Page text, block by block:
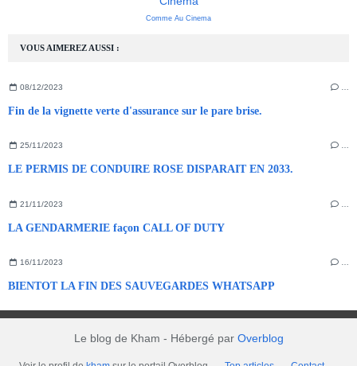
VOUS AIMEREZ AUSSI :
08/12/2023
Fin de la vignette verte d'assurance sur le pare brise.
25/11/2023
LE PERMIS DE CONDUIRE ROSE DISPARAIT EN 2033.
21/11/2023
LA GENDARMERIE façon CALL OF DUTY
16/11/2023 …
BIENTOT LA FIN DES SAUVEGARDES WHATSAPP
Comme Au Cinema
Le blog de Kham - Hébergé par Overblog